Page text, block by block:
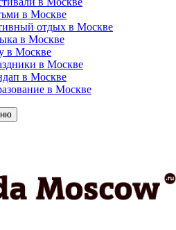
в Москве
отдых в Москве
в Москве
в Москве
в Москве
в Москве
в Москве